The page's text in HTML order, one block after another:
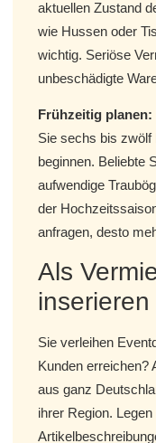
aktuellen Zustand
wie Hussen oder
wichtig. Seriöse
unbeschädigte
Frühzeitig planen:
Sie sechs bis zwölf
beginnen. Beliebte
aufwendige
der
anfragen, desto
Als
inserieren
Sie verleihen
Kunden erreichen?
aus ganz
ihrer Region.